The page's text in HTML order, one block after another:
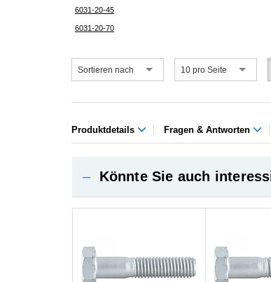
6031-20-45
6031-20-70
Sortieren nach 10 pro Seite
Produktdetails Fragen & Antworten
– Könnte Sie auch